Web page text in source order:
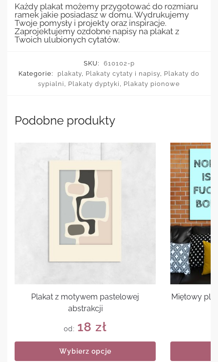
Każdy plakat możemy przygotować do rozmiaru
ramek jakie posiadasz w domu. Wydrukujemy
Twoje pomysły i projekty oraz inspiracje.
Zaprojektujemy ozdobne napisy na plakat z
Twoich ulubionych cytatów.
SKU:
610102-p
Kategorie:
plakaty, Plakaty cytaty i napisy, Plakaty do
sypialni , Plakaty dyptyki , Plakaty pionowe
Podobne produkty
Plakat z motywem pastelowej
abstrakcji
od: 18 zł
Wybierz opcje
Miętowy